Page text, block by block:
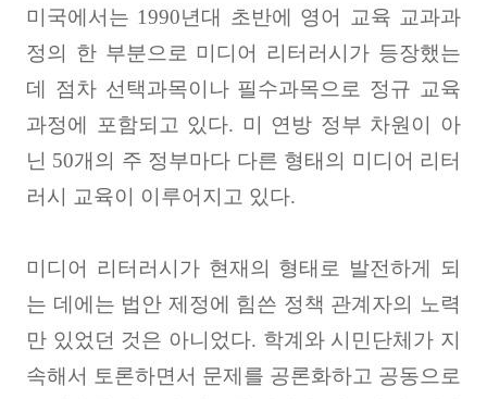
미국에서는 1990년대 초반에 영어 교육 교과과
정의 한 부분으로 미디어 리터러시가 등장했는
데 점차 선택과목이나 필수과목으로 정규 교육
과정에 포함되고 있다. 미 연방 정부 차원이 아
닌 50개의 주 정부마다 다른 형태의 미디어 리터
러시 교육이 이루어지고 있다.
미디어 리터러시가 현재의 형태로 발전하게 되
는 데에는 법안 제정에 힘쓴 정책 관계자의 노력
만 있었던 것은 아니었다. 학계와 시민단체가 지
속해서 토론하면서 문제를 공론화하고 공동으로